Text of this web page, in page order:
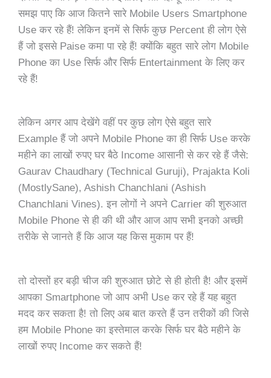
समझ पाए कि आज कितने सारे Mobile Users Smartphone
Use कर रहे हैं! लेकिन इनमें से सिर्फ कुछ Percent ही लोग ऐसे
हैं जो इससे Paise कमा पा रहे हैं! क्योंकि बहुत सारे लोग Mobile
Phone का Use सिर्फ और सिर्फ Entertainment के लिए कर
रहे हैं!
लेकिन अगर आप देखेंगे वहीं पर कुछ लोग ऐसे बहुत सारे
Example हैं जो अपने Mobile Phone का ही सिर्फ Use करके
महीने का लाखों रुपए घर बैठे Income आसानी से कर रहे हैं जैसे:
Gaurav Chaudhary (Technical Guruji), Prajakta Koli
(MostlySane), Ashish Chanchlani (Ashish
Chanchlani Vines). इन लोगों ने अपने Carrier की शुरुआत
Mobile Phone से ही की थी और आज आप सभी इनको अच्छी
तरीके से जानते हैं कि आज यह किस मुकाम पर हैं!
तो दोस्तों हर बड़ी चीज की शुरुआत छोटे से ही होती है! और इसमें
आपका Smartphone जो आप अभी Use कर रहे हैं यह बहुत
मदद कर सकता है! तो लिएअब बात करते हैं उन तरीकों की जिसे
हम Mobile Phone का इस्तेमाल करके सिर्फ घर बैठे महीने के
लाखों रुपए Income कर सकते हैं!